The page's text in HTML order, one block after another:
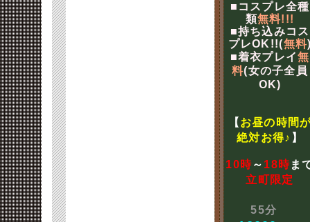
■コスプレ全種
類無料!!!
■持ち込みコス
プレOK!!(無料
■着衣プレイ無
料(女の子全員
OK)
【 お昼の時間
絶対お得♪ 】
10時～ 18時ま
立町限定
55分